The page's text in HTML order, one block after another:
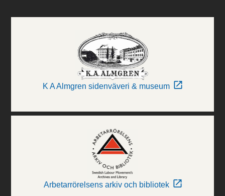
K A Almgren sidenväveri & museum
Arbetarrörelsens arkiv och bibliotek